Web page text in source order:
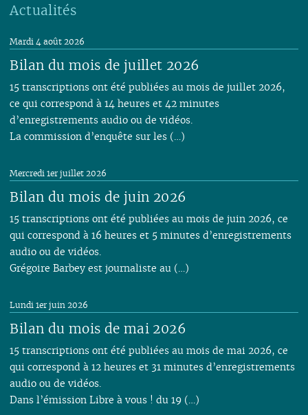
Actualités
Bilan du mois de juillet 2026
Mardi 4 août 2026
15 transcriptions ont été publiées au mois de juillet 2026,
ce qui correspond à 14 heures et 42 minutes
d’enregistrements audio ou de vidéos.
La commission d’enquête sur les (…)
Bilan du mois de juin 2026
Mercredi 1er juillet 2026
15 transcriptions ont été publiées au mois de juin 2026, ce
qui correspond à 16 heures et 5 minutes d’enregistrements
audio ou de vidéos.
Grégoire Barbey est journaliste au (…)
Bilan du mois de mai 2026
Lundi 1er juin 2026
15 transcriptions ont été publiées au mois de mai 2026, ce
qui correspond à 12 heures et 31 minutes d’enregistrements
audio ou de vidéos.
Dans l’émission Libre à vous ! du 19 (…)